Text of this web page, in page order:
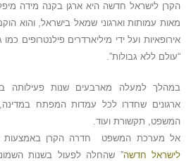
הקרן לישראל חדשה היא ארגן בקנה מידה
מאות עמותות וארגוני שמאל בישראל, והוא
אירופאיות ועל ידי מיליארדרים פילנטרופים
“עולם ללא גבולות”.
במהלך למעלה מארבעים שנות פעילותה
ארגונים שחדרו לכל עמדות המפתח
המשפט, תקשורת ועוד.
אל מערכת המשפט חדרה הקרן באמצעות
לישראל חדשה” שהחלה לפעול בשנות